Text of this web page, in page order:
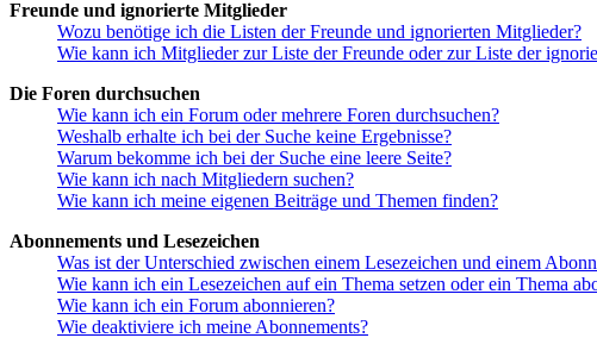
Freunde und ignorierte Mitglieder
Wozu benötige ich die Listen der Freunde und ignorierten Mitglieder?
Wie kann ich Mitglieder zur Liste der Freunde oder zur Liste der
Die Foren durchsuchen
Wie kann ich ein Forum oder mehrere Foren durchsuchen?
Weshalb erhalte ich bei der Suche keine Ergebnisse?
Warum bekomme ich bei der Suche eine leere Seite?
Wie kann ich nach Mitgliedern suchen?
Wie kann ich meine eigenen Beiträge und Themen finden?
Abonnements und Lesezeichen
Was ist der Unterschied zwischen einem Lesezeichen und einem
Wie kann ich ein Lesezeichen auf ein Thema setzen oder ein Thema
Wie kann ich ein Forum abonnieren?
Wie deaktiviere ich meine Abonnements?